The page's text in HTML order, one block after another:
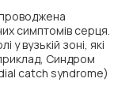
симптомів серця.
у вузькій зоні, які
Синдром
catch syndrome)